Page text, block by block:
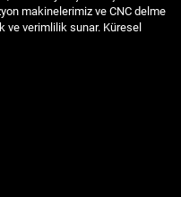
makinelerimiz ve CNC delme
ve verimlilik sunar. Küresel